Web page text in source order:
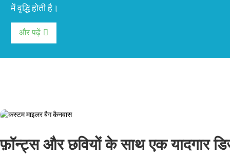
में वृद्धि होती है।
और पढ़ें
फ़ॉन्ट्स और छवियों के साथ एक यादगार